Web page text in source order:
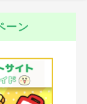
ーン